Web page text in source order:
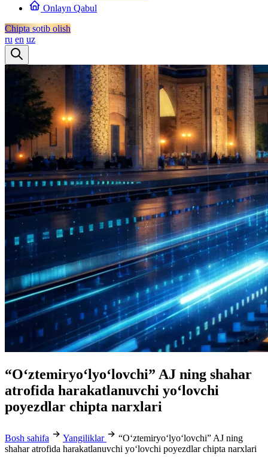
Onlayn Qabul
Chipta sotib olish
ru en uz
“O‘ztemiryo‘lyo‘lovchi” AJ ning shahar
atrofida harakatlanuvchi yo‘lovchi
poyezdlar chipta narxlari
Bosh sahifa Yangiliklar
“O‘ztemiryo‘lyo‘lovchi” AJ ning
shahar atrofida harakatlanuvchi yo‘lovchi poyezdlar chipta narxlari